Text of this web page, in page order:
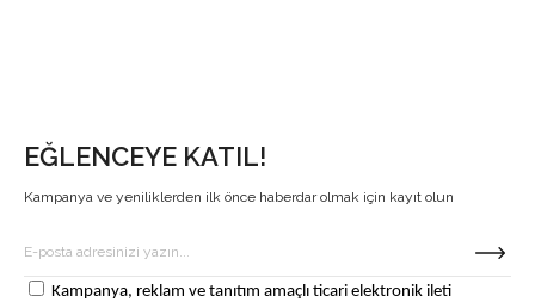
EĞLENCEYE KATIL!
Kampanya ve yeniliklerden ilk önce haberdar olmak için kayıt olun
Kampanya, reklam ve tanıtım amaçlı ticari elektronik ileti